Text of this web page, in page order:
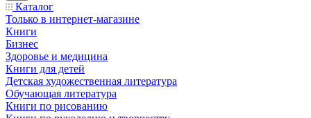
Каталог
Только в интернет-магазине
Книги
Бизнес
Здоровье и медицина
Книги для детей
Детская художественная литература
Обучающая литература
Книги по рисованию